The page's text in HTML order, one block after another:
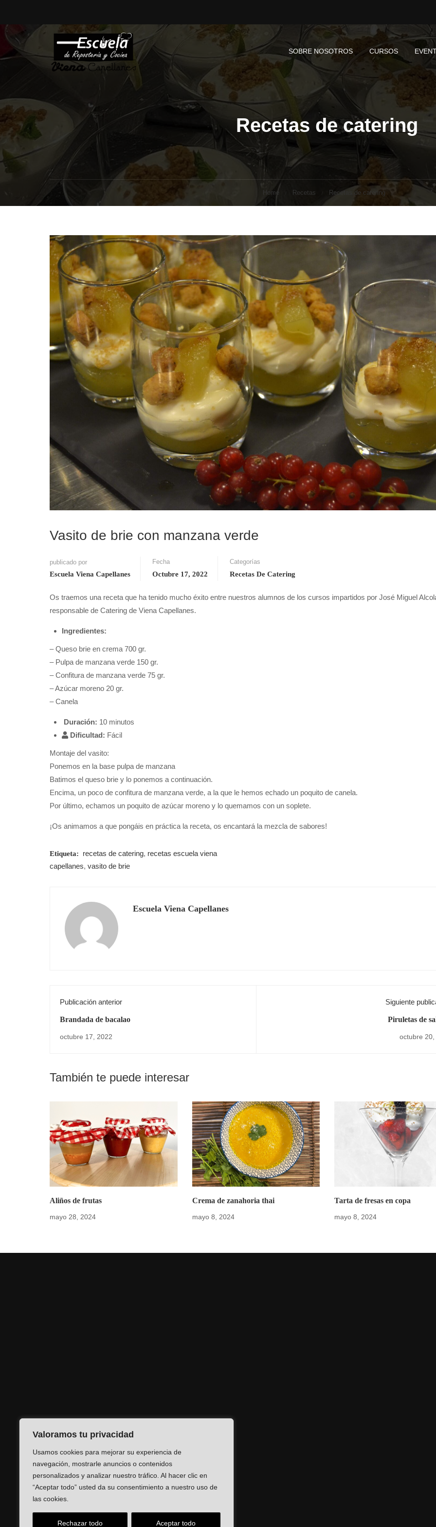
Valoramos tu privacidad
Usamos cookies para mejorar su experiencia de
navegación, mostrarle anuncios o contenidos
personalizados y analizar nuestro tráfico. Al hacer clic en
“Aceptar todo” usted da su consentimiento a nuestro uso de
las cookies.
Rechazar todo Aceptar todo
SOBRE NOSOTROS CURSOS
Recetas de catering
Home Recetas Recetas de catering
Vasito de brie con manzana verde
publicado por
Escuela Viena Capellanes
Fecha
Octubre 17, 2022
Categorías
Recetas De Catering
Os traemos una receta que ha tenido mucho éxito entre nuestros alumnos de los cursos impartidos por José Miguel
responsable de Catering de Viena Capellanes.
Ingredientes:
– Queso brie en crema 700 gr.
– Pulpa de manzana verde 150 gr.
– Confitura de manzana verde 75 gr.
– Azúcar moreno 20 gr.
– Canela
Duración: 10 minutos
Dificultad: Fácil
Montaje del vasito:
Ponemos en la base pulpa de manzana
Batimos el queso brie y lo ponemos a continuación.
Encima, un poco de confitura de manzana verde, a la que le hemos echado un poquito de canela.
Por último, echamos un poquito de azúcar moreno y lo quemamos con un soplete.
¡Os animamos a que pongáis en práctica la receta, os encantará la mezcla de sabores!
Etiqueta: recetas de catering, recetas escuela viena
capellanes, vasito de brie
Escuela Viena Capellanes
Publicación anterior
Brandada de bacalao
octubre 17, 2022
Siguiente
Piruletas de
octubre 20,
También te puede interesar
Aliños de frutas
mayo 28, 2024
Crema de zanahoria thai
mayo 8, 2024
Tarta de fresas en copa
mayo 8, 2024